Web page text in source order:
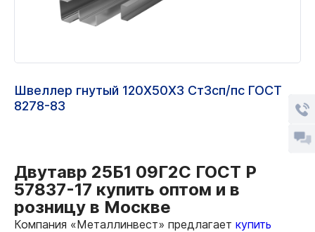
Швеллер гнутый 120Х50Х3 Ст3сп/пс ГОСТ
8278-83
Двутавр 25Б1 09Г2С ГОСТ Р
57837-17 купить оптом и в
розницу в Москве
Компания «Металлинвест» предлагает купить